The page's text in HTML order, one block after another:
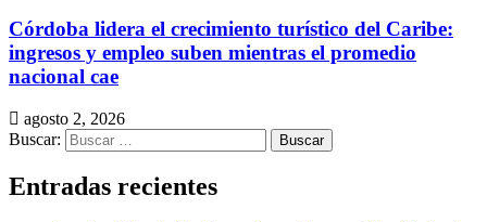
Córdoba lidera el crecimiento turístico del Caribe:
ingresos y empleo suben mientras el promedio
nacional cae
agosto 2, 2026
Buscar:
Entradas recientes